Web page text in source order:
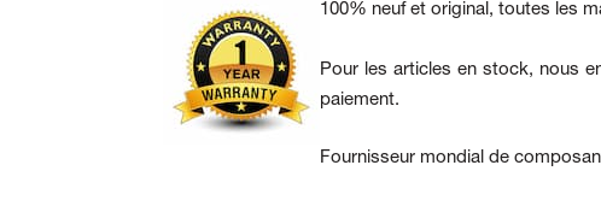
100% neuf et original, toutes les
Pour les articles en stock, nous
paiement.
Fournisseur mondial de